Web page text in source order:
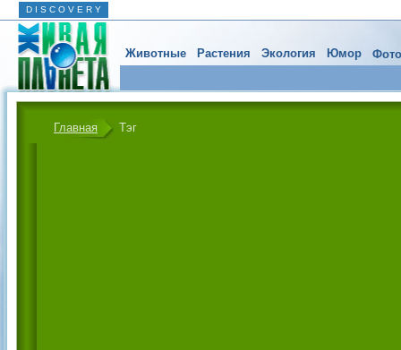
D I S C O V E R Y
Животные Растения Экология Юмор
Главная Тэг